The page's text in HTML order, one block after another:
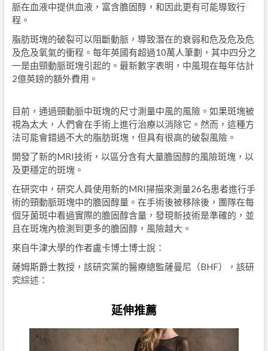
脈在血液中提供血液，富含膽固醇，和因此更有可能導致行
程。
脂肪斑塊的破裂可以阻斷動脈，導致潛在的衰弱和危及危及危
及危及氧氣的衝程。每年英國有超過10萬人筆劃，其中四分之
一是由頸動脈斑塊引起的。最新數字表明，中風現在每年估計
2億英鎊的額外費用。
目前，通過頸動脈中斑塊的尺寸測量中風的風險。如果斑塊被
視為太大，人們會在手術上進行治療以消除它。然而，這種方
法可能會錯過不大的脂肪斑塊，但具有很高的破裂風險。
開發了新的MRI技術，以區分含有大量膽固醇的風險斑塊，以
及更穩定的斑塊。
在研究中，研究人員使用新的MRI掃描來測量26名患者進行手
術的頸動脈斑塊中的膽固醇量。在手術後被移除後，團隊在每
個牙菌斑中看過實際的膽固醇含量，發現新技術是準確的，並
且在斑塊內檢測到更多的膽固醇，風險越大。
來自牛津大學的作者盧卡博士博士說：
薩姆斯爵士教授，該研究黨的醫療總監薩曼尼（BHF），該研
究綜述：
延伸推薦